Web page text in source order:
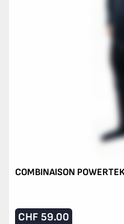
COMBINAISON
CHF 59.00